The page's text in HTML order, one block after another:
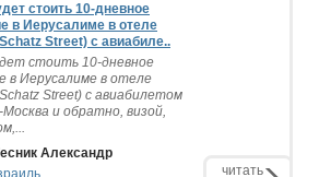
стоить 10-дневное
в Иерусалиме в отеле
Street) c авиабиле..
стоить 10-дневное
в Иерусалиме в отеле
Street) c авиабилетом
и обратно, визой,
Александр
читать